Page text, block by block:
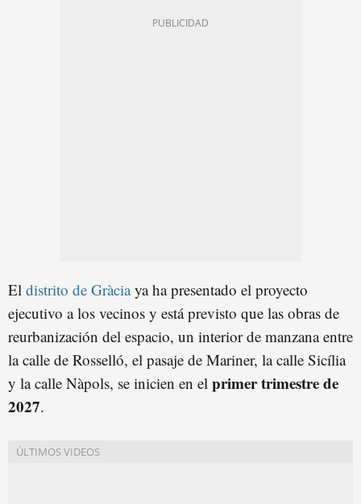
El distrito de Gràciaya ha presentado el proyecto
ejecutivo a los vecinos y está previsto que las obras de
reurbanización del espacio, un interior de manzana entre
la calle de Rosselló, el pasaje de Mariner, la calle Sicília
y la calle Nàpols, se inicien en el primer trimestre de
2027.